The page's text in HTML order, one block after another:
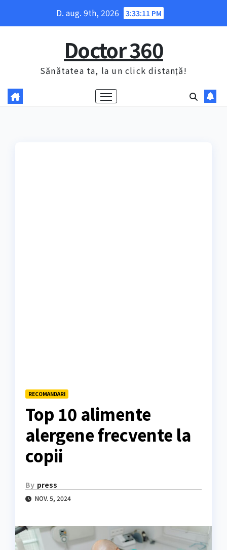
D. aug. 9th, 2026 3:33:12 PM
Doctor 360
Sănătatea ta, la un click distanță!
RECOMANDARI
Top 10 alimente
alergene frecvente la
copii
By press
NOV. 5, 2024